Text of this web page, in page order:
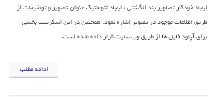
ایجاد خودکار تصاویر بند انگشتی ، ایجاد اتوماتیک عنوان تصویر و توضیحات از
طریق اطلاعات موجود در تصویر اشاره نمود. همچنین در این اسکریپت بخشی
برای آپلود فایل ها از طریق وب سایت قرار داده شده است.
ادامه مطلب